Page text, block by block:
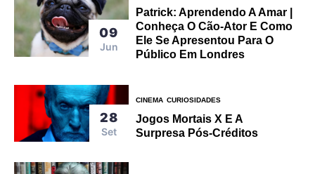
09
Jun
Patrick: Aprendendo A Amar |
Conheça O Cão-Ator E Como
Ele Se Apresentou Para O
Público Em Londres
28
Set
CINEMA CURIOSIDADES
Jogos Mortais X E A
Surpresa Pós-Créditos